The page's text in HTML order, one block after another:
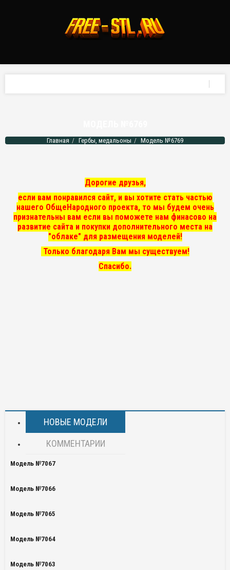
Главная Гербы, медальоны Модель №6769
Дорогие друзья,
если вам понравился сайт, и вы хотите стать частью
нашего ОбщеНародного проекта, то мы будем очень
признательны вам если вы поможете нам финасово на
развитие сайта и покупки дополнительного места на
"облаке" для размещения моделей!
Только благодаря Вам мы существуем!
Спасибо.
НОВЫЕ МОДЕЛИ
КОММЕНТАРИИ
Модель №7067
Модель №7066
Модель №7065
Модель №7064
Модель №7063